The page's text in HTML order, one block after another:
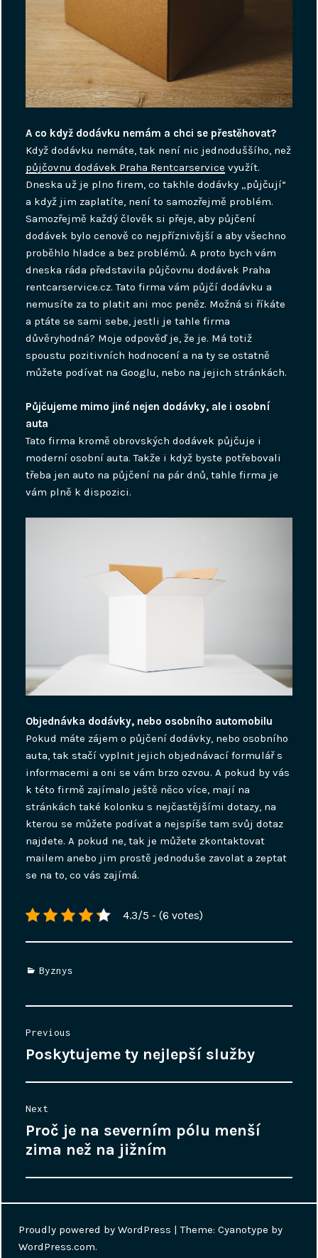
A co když dodávku nemám a chci se přestěhovat?
Když dodávku nemáte, tak není nic jednoduššího, než
půjčovnu dodávek Praha Rentcarservice využít.
Dneska už je plno firem, co takhle dodávky „půjčují“
a když jim zaplatíte, není to samozřejmě problém.
Samozřejmě každý člověk si přeje, aby půjčení
dodávek bylo cenově co nejpříznivější a aby všechno
proběhlo hladce a bez problémů. A proto bych vám
dneska ráda představila půjčovnu dodávek Praha
rentcarservice.cz. Tato firma vám půjčí dodávku a
nemusíte za to platit ani moc peněz. Možná si říkáte
a ptáte se sami sebe, jestli je tahle firma
důvěryhodná? Moje odpověď je, že je. Má totiž
spoustu pozitivních hodnocení a na ty se ostatně
můžete podívat na Googlu, nebo na jejich stránkách.
Půjčujeme mimo jiné nejen dodávky, ale i osobní
auta
Tato firma kromě obrovských dodávek půjčuje i
moderní osobní auta. Takže i když byste potřebovali
třeba jen auto na půjčení na pár dnů, tahle firma je
vám plně k dispozici.
Objednávka dodávky, nebo osobního automobilu
Pokud máte zájem o půjčení dodávky, nebo osobního
auta, tak stačí vyplnit jejich objednávací formulář s
informacemi a oni se vám brzo ozvou. A pokud by vás
k této firmě zajímalo ještě něco více, mají na
stránkách také kolonku s nejčastějšími dotazy, na
kterou se můžete podívat a nejspíše tam svůj dotaz
najdete. A pokud ne, tak je můžete zkontaktovat
mailem anebo jim prostě jednoduše zavolat a zeptat
se na to, co vás zajímá.
4.3/5 - (6 votes)
Categories
Byznys
Previous
Previous
Poskytujeme ty nejlepší služby
Next
Next
post:
Proč je na severním pólu menší
zima než na jižním
Proudly powered by WordPress |Theme: Cyanotype by
WordPress.com.